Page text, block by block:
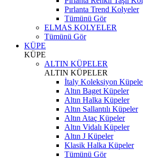
Pırlanta Trend Kolyeler
Tümünü Gör
ELMAS KOLYELER
Tümünü Gör
KÜPE
KÜPE
ALTIN KÜPELER
ALTIN KÜPELER
İtaly Koleksiyon
Altın Baget Küpeler
Altın Halka Küpeler
Altın Sallantılı Küpeler
Altın Ataç Küpeler
Altın Vidalı Küpeler
Altın J Küpeler
Klasik Halka Küpeler
Tümünü Gör